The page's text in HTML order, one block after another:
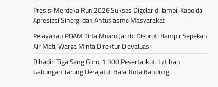
Presisi Merdeka Run 2026 Sukses Digelar di Jambi, Kapolda
Apresiasi Sinergi dan Antusiasme Masyarakat
Pelayanan PDAM Tirta Muaro Jambi Disorot: Hampir Sepekan
Air Mati, Warga Minta Direktur Dievaluasi
Dihadiri Tiga Sang Guru, 1.300 Peserta Ikuti Latihan
Gabungan Tarung Derajat di Balai Kota Bandung